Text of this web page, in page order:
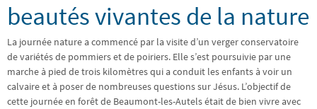
beautés vivantes de la nature
La journée nature a commencé par la visite d’un verger conservatoire
de variétés de pommiers et de poiriers. Elle s’est poursuivie par une
marche à pied de trois kilomètres qui a conduit les enfants à voir un
calvaire et à poser de nombreuses questions sur Jésus. L’objectif de
cette journée en forêt de Beaumont-les-Autels était de bien vivre avec